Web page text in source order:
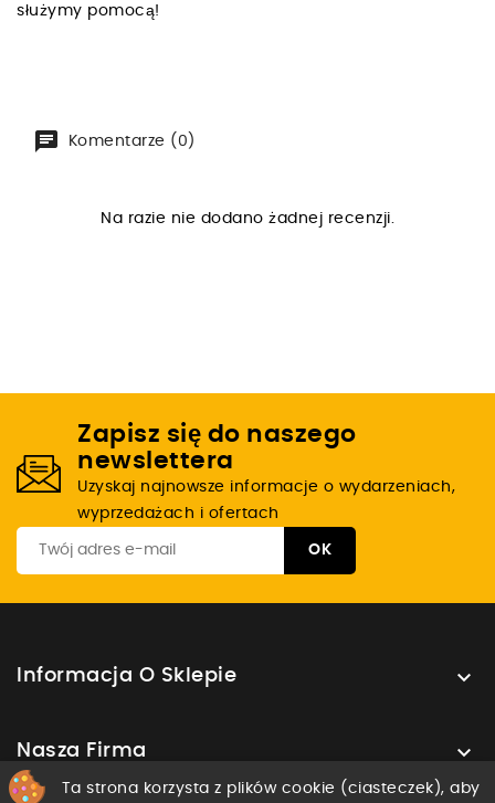
służymy pomocą!
Komentarze (0)
Na razie nie dodano żadnej recenzji.
Zapisz się do naszego
newslettera
Uzyskaj najnowsze informacje o wydarzeniach,
wyprzedażach i ofertach
Informacja O Sklepie 
Nasza Firma 
Ta strona korzysta z plików cookie (ciasteczek), aby